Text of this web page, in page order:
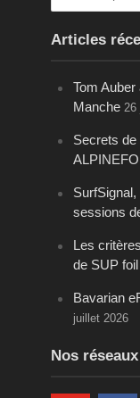
Articles
Tom
Manche 26
Secrets
SurfSignal,
sessions
Les
de SUP foil
Bavarian
juillet 2026
Nos